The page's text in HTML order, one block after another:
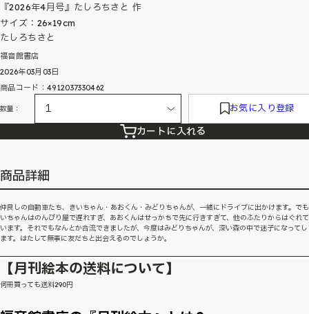
『2026年4月号』たしろちさと 作
サイズ：26×19cm
たしろちさと
福音館書店
2026年03月03日
商品コード：4912037330462
数量： お気に入り登録
カートに入れる
商品詳細
仲良しの自動車たち、きいちゃん・あおくん・みどりちゃんが、一緒にドライブに出かけます。で
いちゃんはのんびり屋で遅れすぎ、あおくんはせっかちで先に行きすぎて、他のふたりからはぐれ
います。それでもなんとか合流できましたが、今度はみどりちゃんが、深い森の中で迷子になって
ます。はたして無事に友だちと出会えるのでしょうか。
【月刊絵本の送料について】
何冊買っても送料290円